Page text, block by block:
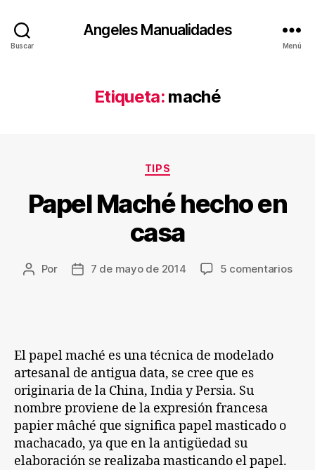
Buscar
Angeles Manualidades
Menú
Etiqueta: maché
Categorías
TIPS
Papel Maché hecho en
casa
Autor
Por
Fecha7 de mayo de 2014 5 comentariosen
El papel maché es una técnica de modelado
artesanal de antigua data, se cree que es
originaria de la China, India y Persia. Su
nombre proviene de la expresión francesa
papier mâché que significa papel masticado o
machacado, ya que en la antigüedad su
elaboración se realizaba masticando el papel.